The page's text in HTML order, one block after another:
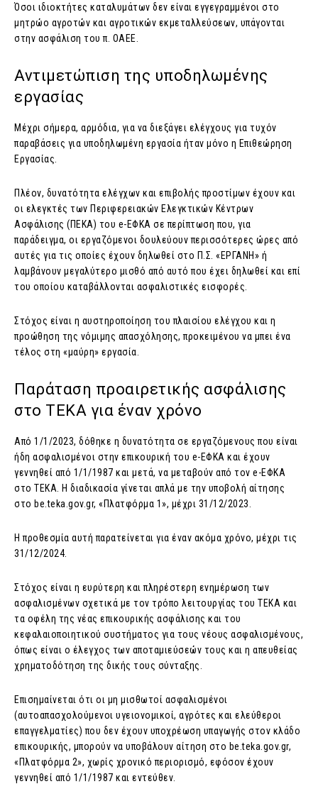
Όσοι ιδιοκτήτες καταλυμάτων δεν είναι εγγεγραμμένοι στο
μητρώο αγροτών και αγροτικών εκμεταλλεύσεων, υπάγονται
στην ασφάλιση του π. ΟΑΕΕ.
Αντιμετώπιση της υποδηλωμένης
εργασίας
Μέχρι σήμερα, αρμόδια, για να διεξάγει ελέγχους για τυχόν
παραβάσεις για υποδηλωμένη εργασία ήταν μόνο η Επιθεώρηση
Εργασίας.
Πλέον, δυνατότητα ελέγχων και επιβολής προστίμων έχουν και
οι ελεγκτές των Περιφερειακών Ελεγκτικών Κέντρων
Ασφάλισης (ΠΕΚΑ) του e-ΕΦΚΑ σε περίπτωση που, για
παράδειγμα, οι εργαζόμενοι δουλεύουν περισσότερες ώρες από
αυτές για τις οποίες έχουν δηλωθεί στο Π.Σ. «ΕΡΓΑΝΗ» ή
λαμβάνουν μεγαλύτερο μισθό από αυτό που έχει δηλωθεί και επί
του οποίου καταβάλλονται ασφαλιστικές εισφορές.
Στόχος είναι η αυστηροποίηση του πλαισίου ελέγχου και η
προώθηση της νόμιμης απασχόλησης, προκειμένου να μπει ένα
τέλος στη «μαύρη» εργασία.
Παράταση προαιρετικής ασφάλισης
στο ΤΕΚΑ για έναν χρόνο
Από 1/1/2023, δόθηκε η δυνατότητα σε εργαζόμενους που είναι
ήδη ασφαλισμένοι στην επικουρική του e-ΕΦΚΑ και έχουν
γεννηθεί από 1/1/1987 και μετά, να μεταβούν από τον e-ΕΦΚΑ
στο ΤΕΚΑ. Η διαδικασία γίνεται απλά με την υποβολή αίτησης
στο be.teka.gov.gr, «Πλατφόρμα 1», μέχρι 31/12/2023.
Η προθεσμία αυτή παρατείνεται για έναν ακόμα χρόνο, μέχρι τις
31/12/2024.
Στόχος είναι η ευρύτερη και πληρέστερη ενημέρωση των
ασφαλισμένων σχετικά με τον τρόπο λειτουργίας του ΤΕΚΑ και
τα οφέλη της νέας επικουρικής ασφάλισης και του
κεφαλαιοποιητικού συστήματος για τους νέους ασφαλισμένους,
όπως είναι ο έλεγχος των αποταμιεύσεών τους και η απευθείας
χρηματοδότηση της δικής τους σύνταξης.
Επισημαίνεται ότι οι μη μισθωτοί ασφαλισμένοι
(αυτοαπασχολούμενοι υγειονομικοί, αγρότες και ελεύθεροι
επαγγελματίες) που δεν έχουν υποχρέωση υπαγωγής στον κλάδο
επικουρικής, μπορούν να υποβάλουν αίτηση στο be.teka.gov.gr,
«Πλατφόρμα 2», χωρίς χρονικό περιορισμό, εφόσον έχουν
γεννηθεί από 1/1/1987 και εντεύθεν.